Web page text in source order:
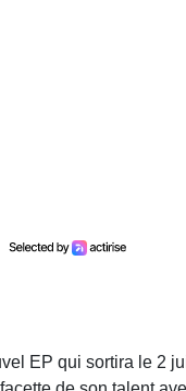
EP qui sortira le 2